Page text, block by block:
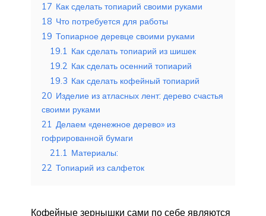
17 Как сделать топиарий своими руками
18 Что потребуется для работы
19 Топиарное деревце своими руками
19.1 Как сделать топиарий из шишек
19.2 Как сделать осенний топиарий
19.3 Как сделать кофейный топиарий
20 Изделие из атласных лент: дерево счастья
своими руками
21 Делаем «денежное дерево» из
гофрированной бумаги
21.1 Материалы:
22 Топиарий из салфеток
Кофейные зернышки сами по себе являются